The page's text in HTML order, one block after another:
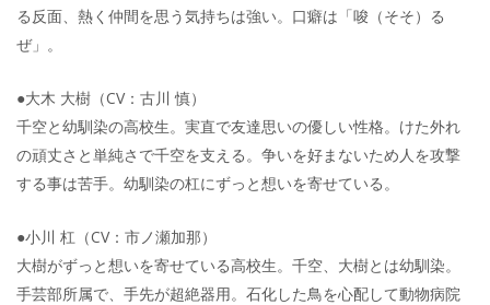
る反面、熱く仲間を思う気持ちは強い。口癖は「唆（そそ）る
ぜ」。
●大木 大樹（CV：古川 慎）
千空と幼馴染の高校生。実直で友達思いの優しい性格。けた外れ
の頑丈さと単純さで千空を支える。争いを好まないため人を攻撃
する事は苦手。幼馴染の杠にずっと想いを寄せている。
●小川 杠（CV：市ノ瀬加那）
大樹がずっと想いを寄せている高校生。千空、大樹とは幼馴染。
手芸部所属で、手先が超絶器用。石化した鳥を心配して動物病院